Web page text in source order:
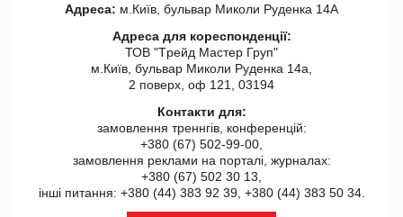
Адреса: м.Київ, бульвар Миколи Руденка 14А
Адреса для кореспонденції:
ТОВ "Tрейд Мастер Груп"
м.Київ, бульвар Миколи Руденка 14а,
2 поверх, оф 121, 03194
Контакти для:
замовлення треннгів, конференцій:
+380 (67) 502-99-00,
замовлення реклами на порталі, журналах:
+380 (67) 502 30 13,
інші питання: +380 (44) 383 92 39, +380 (44) 383 50 34.